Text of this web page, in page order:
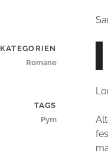
KATEGORIEN
Romane
TAGS
Pym